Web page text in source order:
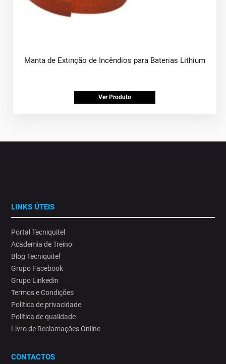
Manta de Extinção de Incêndios para Baterias Lithium
Ver Produto
LINKS ÚTEIS
Portal Tecniquitel
Academia de Treino
Blog Tecniquitel
Grupo Facebook
Grupo Linkedin
Termos e Condições
Politica de privacidade
Politica de qualidade
Livro de Reclamações Online
CONTACTOS